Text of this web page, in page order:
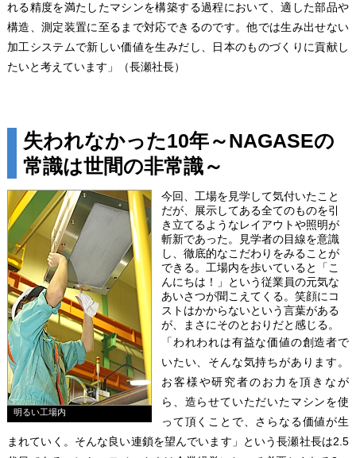
れる精度を満たしたマシンを構築する過程において、適した部品や
構造、測定装置に至るまで対応できるのです。他では生み出せない
加工システムで新しい価値を生みだし、日本のものづくりに貢献し
たいと考えています」（長瀬社長）
失われなかった10年～NAGASEの
常識は世間の非常識～
明るい工場内
今回、工場を見学して気付いたこと
だが、展示してある全てのものを引
き立てるようなレイアウトや照明が
斬新であった。見学者の目線を意識
し、徹底的なこだわりをみることが
できる。工場内を歩いていると「こ
んにちは！」という従業員の元気な
あいさつが聞こえてくる。笑顔にコ
ストはかからないという言葉がある
が、まさにそのとおりだと感じる。
「われわれは有益な価値の創造者で
いたい、そんな気持ちがあります。
お客様や研究者のお力を頂きなが
ら、造らせていただいたマシンを使
って頂くことで、さらなる価値が生
まれていく。そんな良い連鎖を望んでいます」という長瀬社長は2.5